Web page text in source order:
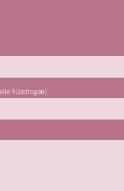
Rückfragen)